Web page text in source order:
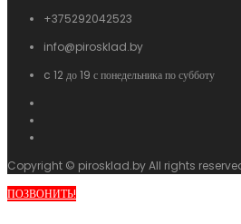
+375292042523
info@pirosklad.by
c 12 до 19 с понедельника по субботу
Copyright © pirosklad.by All rights
ПОЗВОНИТЬ!